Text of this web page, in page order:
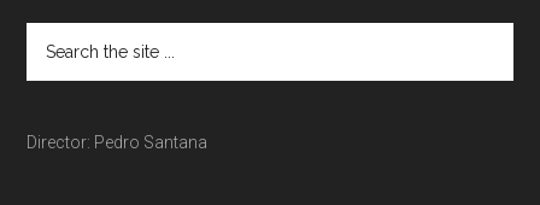
Director: Pedro Santana